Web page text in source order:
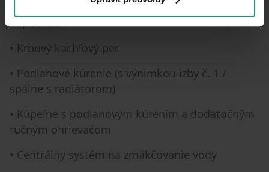
dlažba v kuchyni, chodbách, práčovni a
kúpeľniach
• Krbový kachľový pec
• Podlahové kúrenie (s výnimkou izby č. 1 /
spálne s radiátorom)
• Kúpeľne s podlahovým kúrením a dodatočným
ručným ohrievačom
• Centrálny systém na zmäkčovanie vody